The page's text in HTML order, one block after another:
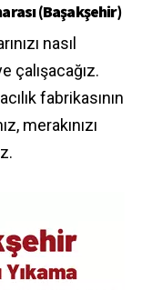
(Başakşehir)
nasıl
çalışacağız.
fabrikasının
merakınızı